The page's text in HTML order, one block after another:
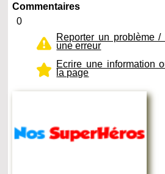
Commentaires
0
Reporter un problème
une erreur
Ecrire une information
la page